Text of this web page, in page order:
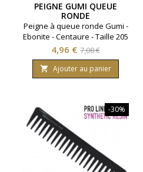
PEIGNE GUMI QUEUE
RONDE
Peigne à queue ronde Gumi -
Ebonite - Centaure - Taille 205
mm.
Prix
4,96 € Prix
de
base
7,08 €
 Ajouter au panier
-30%